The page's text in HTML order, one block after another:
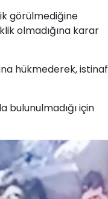
görülmediğine
olmadığına karar
hükmederek, istinaf
bulunulmadığı için